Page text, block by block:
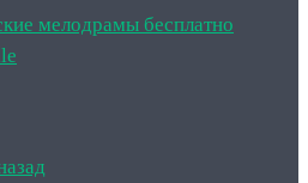
мелодрамы бесплатно